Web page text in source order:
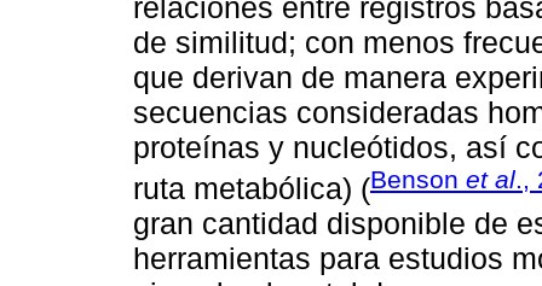
de similitud; con menos
que derivan de manera
secuencias consideradas
proteínas y nucleótidos, así
ruta metabólica) (Benson et al
gran cantidad disponible de
herramientas para estudios